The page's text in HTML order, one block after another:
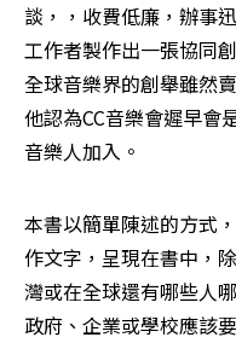
談，，收費低廉，辦事
工作者製作出一張協同
全球音樂界的創舉雖然
他認為CC音樂會遲早會
音樂人加入。
本書以簡單陳述的方式
作文字，呈現在書中，
灣或在全球還有哪些人
政府、企業或學校應該